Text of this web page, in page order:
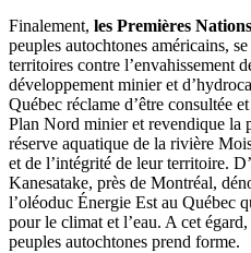
Finalement, les Premières
peuples autochtones américains,
territoires contre l’envahissement
développement minier et
Québec réclame d’être consultée
Plan Nord minier et revendique la
réserve aquatique de la rivière
et de l’intégrité de leur territoire.
Kanesatake, près de Montréal,
l’oléoduc Énergie Est au Québec
pour le climat et l’eau. A cet
peuples autochtones prend forme.